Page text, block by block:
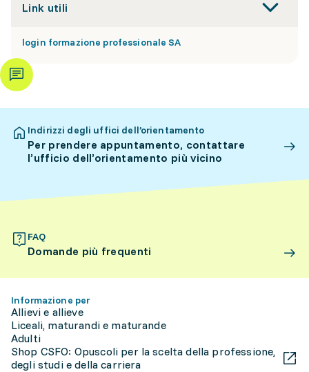
Link utili
login formazione professionale SA
Indirizzi degli uffici dell’orientamento
Per prendere appuntamento, contattare
l’ufficio dell’orientamento più vicino
FAQ
Domande più frequenti
Informazione per
Allievi e allieve
Liceali, maturandi e maturande
Adulti
Shop CSFO: Opuscoli per la scelta della professione,
degli studi e della carriera